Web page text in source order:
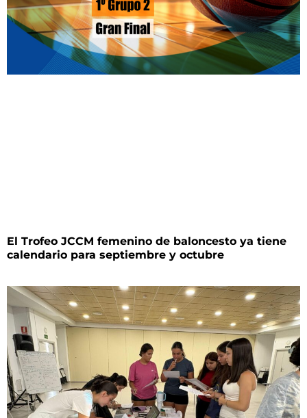
El Trofeo JCCM femenino de baloncesto ya tiene
calendario para septiembre y octubre